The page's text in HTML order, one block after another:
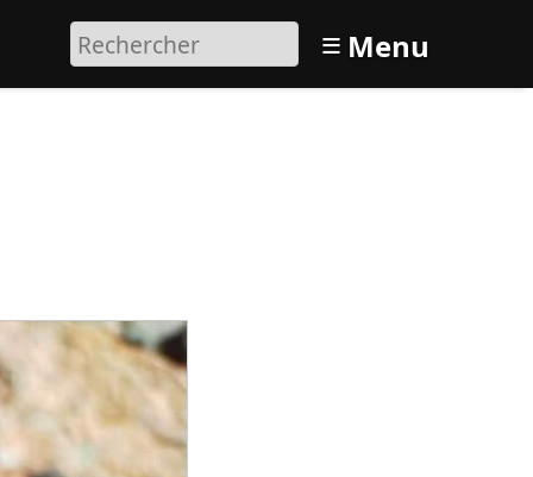
≡ Menu